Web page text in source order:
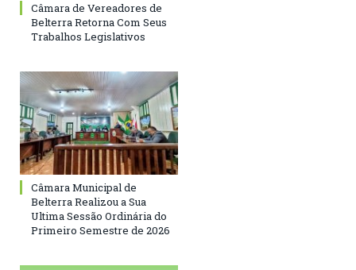
Câmara de Vereadores de
Belterra Retorna Com Seus
Trabalhos Legislativos
Câmara Municipal de
Belterra Realizou a Sua
Ultima Sessão Ordinária do
Primeiro Semestre de 2026